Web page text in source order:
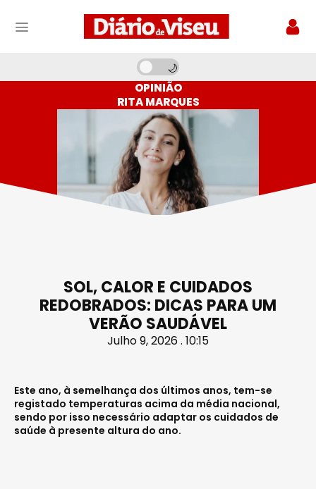
OPINIÃO
RITA MARQUES
SOL, CALOR E CUIDADOS
REDOBRADOS: DICAS PARA UM
VERÃO SAUDÁVEL
Julho 9, 2026 . 10:15
Este ano, à semelhança dos últimos anos, tem-se
registado temperaturas acima da média nacional,
sendo por isso necessário adaptar os cuidados de
saúde à presente altura do ano.